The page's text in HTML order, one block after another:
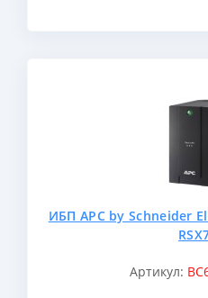
ИБП APC by Schneider
Артикул: